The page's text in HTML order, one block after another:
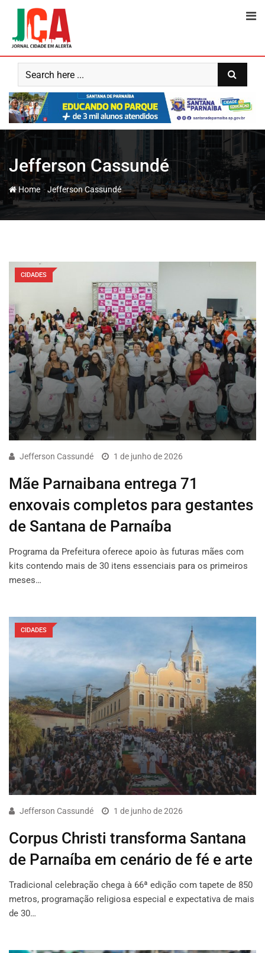
content
Jefferson Cassundé
Home-Jefferson Cassundé
CIDADES
Jefferson Cassundé 1 de junho de 2026
Mãe Parnaibana entrega 71
enxovais completos para gestantes
de Santana de Parnaíba
Programa da Prefeitura oferece apoio às futuras mães com
kits contendo mais de 30 itens essenciais para os primeiros
meses…
CIDADES
Jefferson Cassundé 1 de junho de 2026
Corpus Christi transforma Santana
de Parnaíba em cenário de fé e arte
Tradicional celebração chega à 66ª edição com tapete de 850
metros, programação religiosa especial e expectativa de mais
de 30…